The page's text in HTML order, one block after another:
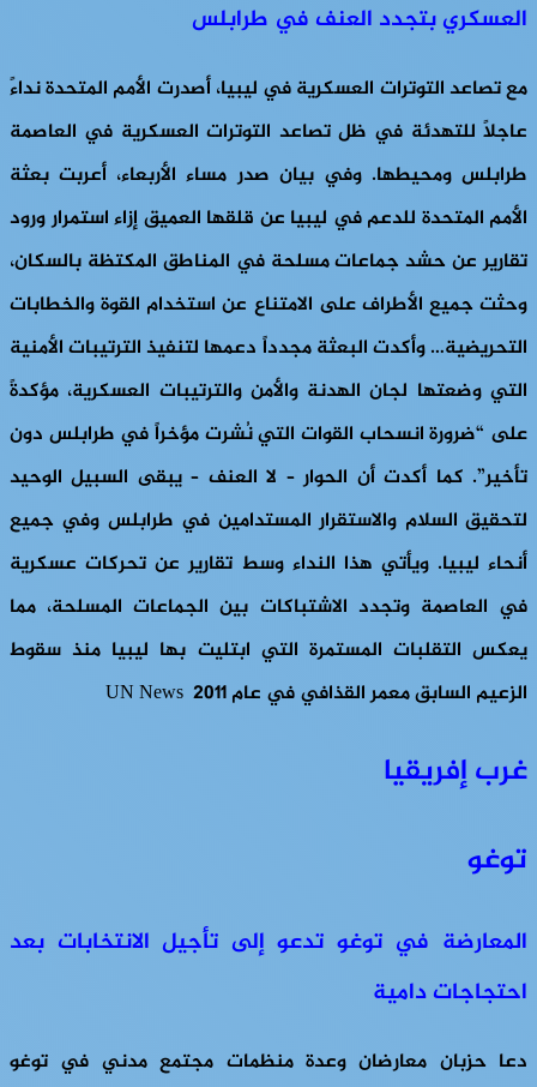
العسكري بتجدد العنف في طرابلس
مع تصاعد التوترات العسكرية في ليبيا، أصدرت الأمم المتحدة نداءً
عاجلاً للتهدئة في ظل تصاعد التوترات العسكرية في العاصمة
طرابلس ومحيطها. وفي بيان صدر مساء الأربعاء، أعربت بعثة
الأمم المتحدة للدعم في ليبيا عن قلقها العميق إزاء استمرار ورود
تقارير عن حشد جماعات مسلحة في المناطق المكتظة بالسكان،
وحثت جميع الأطراف على الامتناع عن استخدام القوة والخطابات
التحريضية… وأكدت البعثة مجدداً دعمها لتنفيذ الترتيبات الأمنية
التي وضعتها لجان الهدنة والأمن والترتيبات العسكرية، مؤكدةً
على “ضرورة انسحاب القوات التي نُشرت مؤخراً في طرابلس دون
تأخير”. كما أكدت أن الحوار – لا العنف – يبقى السبيل الوحيد
لتحقيق السلام والاستقرار المستدامين في طرابلس وفي جميع
أنحاء ليبيا. ويأتي هذا النداء وسط تقارير عن تحركات عسكرية
في العاصمة وتجدد الاشتباكات بين الجماعات المسلحة، مما
يعكس التقلبات المستمرة التي ابتليت بها ليبيا منذ سقوط
الزعيم السابق معمر القذافي في عام 2011 UN News
غرب إفريقيا
توغو
المعارضة في توغو تدعو إلى تأجيل الانتخابات بعد
احتجاجات دامية
دعا حزبان معارضان وعدة منظمات مجتمع مدني في توغو